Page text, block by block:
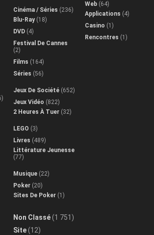
Cinéma / Séries (236)
Blu-Ray(18)
DVD (4)
Festival De Cannes
(2)
Films (164)
Séries (56)
Jeux De Société (652)
Jeux Vidéo (822)
2 Heures À Tuer (32)
LEGO (3)
Livres (489)
Littérature Jeunesse
(77)
Musique (22)
Poker (20)
Sites De Poker (1)
Non Classé(1 751)
Site(12)
Web (64)
Applications (4)
Casino (1)
Rencontres (1)